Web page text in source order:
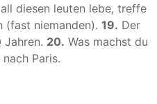
diesen leuten lebe, treffe
(fast niemanden). 19. Der
Jahren. 20. Was machst du
Paris.